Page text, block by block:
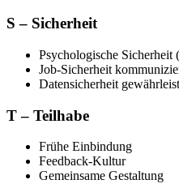
S – Sicherheit
Psychologische Sicherheit
Job-Sicherheit
Datensicherheit
T – Teilhabe
Frühe Einbindung
Feedback-Kultur
Gemeinsame Gestaltung